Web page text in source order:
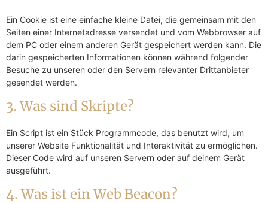
Ein Cookie ist eine einfache kleine Datei, die gemeinsam mit den
Seiten einer Internetadresse versendet und vom Webbrowser auf
dem PC oder einem anderen Gerät gespeichert werden kann. Die
darin gespeicherten Informationen können während folgender
Besuche zu unseren oder den Servern relevanter Drittanbieter
gesendet werden.
3. Was sind Skripte?
Ein Script ist ein Stück Programmcode, das benutzt wird, um
unserer Website Funktionalität und Interaktivität zu ermöglichen.
Dieser Code wird auf unseren Servern oder auf deinem Gerät
ausgeführt.
4. Was ist ein Web Beacon?